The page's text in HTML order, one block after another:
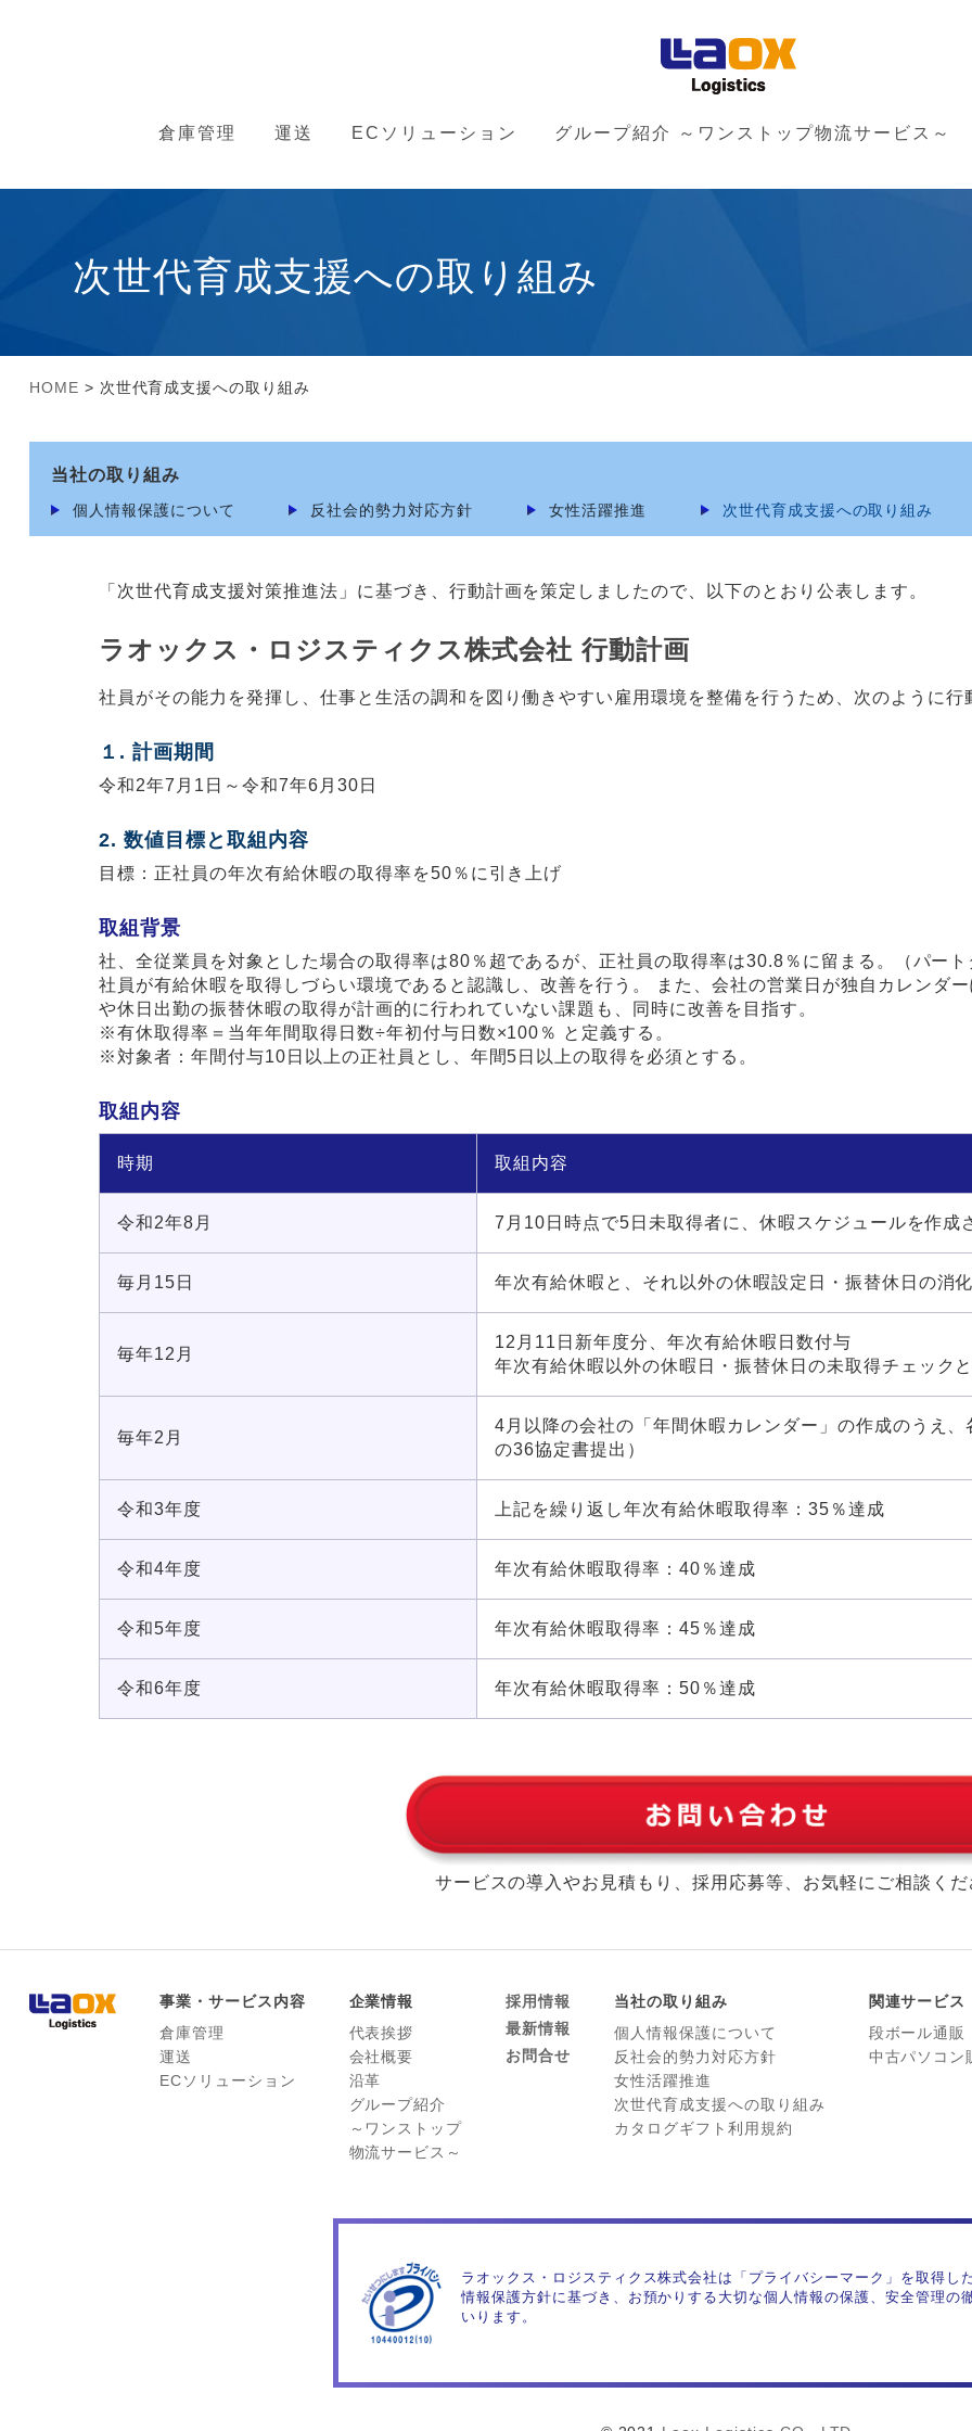
倉庫管理 運送 ECソリューション グループ紹介 ～ワンストップ物流サービス～
次世代育成支援への取り組み
HOME > 次世代育成支援への取り組み
当社の取り組み
個人情報保護について 反社会的勢力対応方針 女性活躍推進 次世代育成支援への取り組み
「次世代育成支援対策推進法」に基づき、行動計画を策定しましたので、以下のとおり公表します。
ラオックス・ロジスティクス株式会社 行動計画
社員がその能力を発揮し、仕事と生活の調和を図り働きやすい雇用環境を整備を行うため、次のように行
１. 計画期間
令和2年7月1日～令和7年6月30日
2. 数値目標と取組内容
目標：正社員の年次有給休暇の取得率を50％に引き上げ
取組背景
社、全従業員を対象とした場合の取得率は80％超であるが、正社員の取得率は30.8％に留まる。（パー
社員が有給休暇を取得しづらい環境であると認識し、改善を行う。 また、会社の営業日が独自カレンダ
や休日出勤の振替休暇の取得が計画的に行われていない課題も、同時に改善を目指す。
※有休取得率＝当年年間取得日数÷年初付与日数×100％ と定義する。
※対象者：年間付与10日以上の正社員とし、年間5日以上の取得を必須とする。
取組内容
時期 取組内容
令和2年8月 7月10日時点で5日未取得者に、休暇スケジュールを作成
毎月15日 年次有給休暇と、それ以外の休暇設定日・振替休日の消
毎年12月
12月11日新年度分、年次有給休暇日数付与
年次有給休暇以外の休暇日・振替休日の未取得チェック
毎年2月
4月以降の会社の「年間休暇カレンダー」の作成のうえ
の36協定書提出）
令和3年度 上記を繰り返し年次有給休暇取得率：35％達成
令和4年度 年次有給休暇取得率：40％達成
令和5年度 年次有給休暇取得率：45％達成
令和6年度 年次有給休暇取得率：50％達成
サービスの導入やお見積もり、採用応募等、お気軽にご相談く
事業・サービス内容
倉庫管理
運送
ECソリューション
企業情報
代表挨拶
会社概要
沿革
グループ紹介
～ワンストップ
物流サービス～
採用情報
最新情報
お問合せ
当社の取り組み
個人情報保護について
反社会的勢力対応方針
女性活躍推進
次世代育成支援への取り組み
カタログギフト利用規約
関連サービス
段ボール通販
中古パソコン
ラオックス・ロジスティクス株式会社は「プライバシーマーク」を取得し
情報保護方針に基づき、お預かりする大切な個人情報の保護、安全管理の
いります。